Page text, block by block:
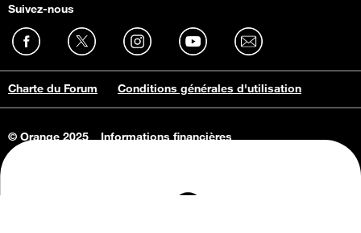
Suivez-nous
Charte du Forum Conditions générales d'utilisation
© Orange 2025
Informations financières